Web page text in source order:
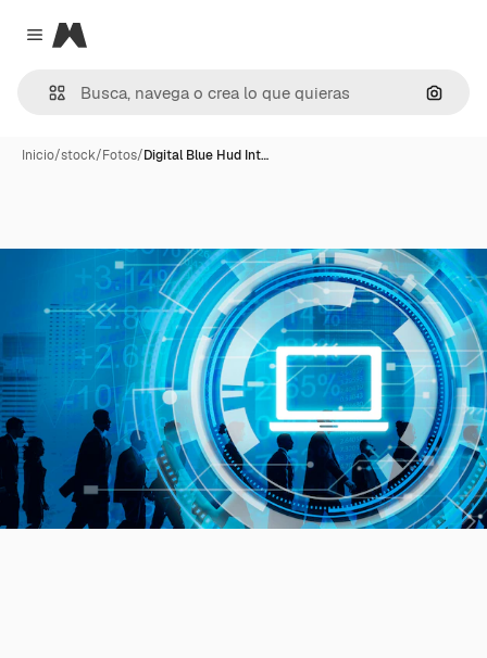
Close menu
Magnific
Inicio/stock/Fotos/Digital Blue Hud Int…